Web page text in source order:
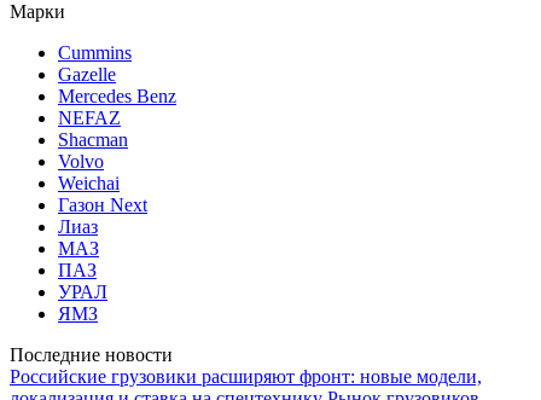
Марки
Cummins
Gazelle
Mercedes Benz
NEFAZ
Shacman
Volvo
Weichai
Газон Next
Лиаз
МАЗ
ПАЗ
УРАЛ
ЯМЗ
Последние новости
Российские грузовики расширяют фронт: новые модели,